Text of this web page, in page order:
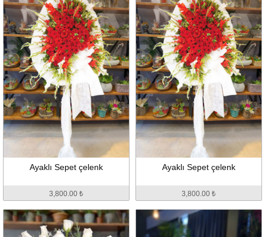
Ayaklı Sepet çelenk
3,800.00 ₺
Ayaklı Sepet çelenk
3,800.00 ₺